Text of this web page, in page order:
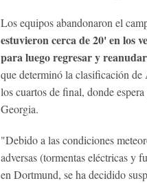
Los equipos abandonaron el
estuvieron cerca de 20' en los
para luego regresar y
que determinó la clasificación de
los cuartos de final, donde
Georgia.
"Debido a las condiciones
adversas (tormentas eléctricas y
en Dortmund, se ha decidido